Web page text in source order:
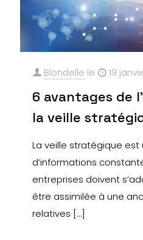
Blondelle le 19
6 avantages de
la veille
La veille stratégique
d’informations
entreprises doivent
être assimilée à une
relatives […]